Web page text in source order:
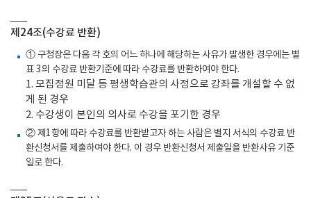
제24조(수강료 반환)
① 구청장은 다음 각 호의 어느 하나에 해당하는 사유가 발생한 경우에는 별
표 3의 수강료 반환기준에 따라 수강료를 반환하여야 한다.
1. 모집정원 미달 등 평생학습관의 사정으로 강좌를 개설할 수 없
게 된 경우
2. 수강생이 본인의 의사로 수강을 포기한 경우
② 제1항에 따라 수강료를 반환받고자 하는 사람은 별지 서식의 수강료 반
환신청서를 제출하여야 한다. 이 경우 반환신청서 제출일을 반환사유 기준
일로 한다.